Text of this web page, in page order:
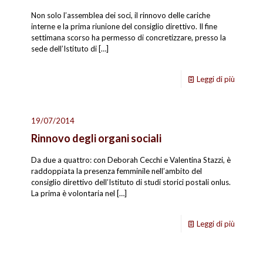
Non solo l’assemblea dei soci, il rinnovo delle cariche
interne e la prima riunione del consiglio direttivo. Il fine
settimana scorso ha permesso di concretizzare, presso la
sede dell’Istituto di […]
Leggi di più
19/07/2014
Rinnovo degli organi sociali
Da due a quattro: con Deborah Cecchi e Valentina Stazzi, è
raddoppiata la presenza femminile nell’ambito del
consiglio direttivo dell’Istituto di studi storici postali onlus.
La prima è volontaria nel […]
Leggi di più